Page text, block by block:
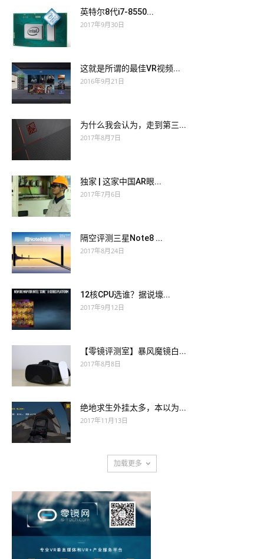
英特尔8代i7-8550...
2017年9月30日
这就是所谓的最佳VR视频...
2016年9月21日
为什么我会认为，走到第三...
2017年8月7日
独家 | 这家中国AR眼...
2017年7月6日
隔空评测三星Note8 ...
2017年8月24日
12核CPU选谁？据说壕...
2017年9月12日
【零镜评测室】暴风魔镜白...
2017年8月8日
绝地求生外挂太多，本以为...
2017年11月13日
加载更多